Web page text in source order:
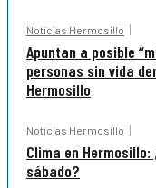
Noticias Hermosillo
Apuntan a posible
personas sin vida
Hermosillo
Noticias Hermosillo
Clima en
sábado?